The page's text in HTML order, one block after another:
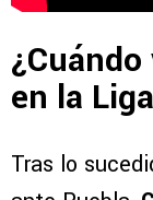
en la
Tras lo